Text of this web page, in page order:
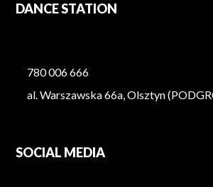
DANCE STATION
780 006 666
al. Warszawska 66a, Olsztyn
SOCIAL MEDIA